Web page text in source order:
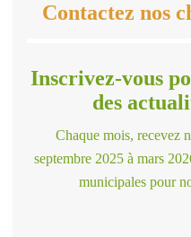
Contactez nos
Inscrivez-vous
des
Chaque mois, recevez
septembre 2025 à mars
municipales pour